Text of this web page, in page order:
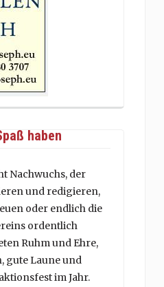
haben
Nachwuchs, der
und redigieren,
oder endlich die
ordentlich
Ruhm und Ehre,
gute Laune und
im Jahr.